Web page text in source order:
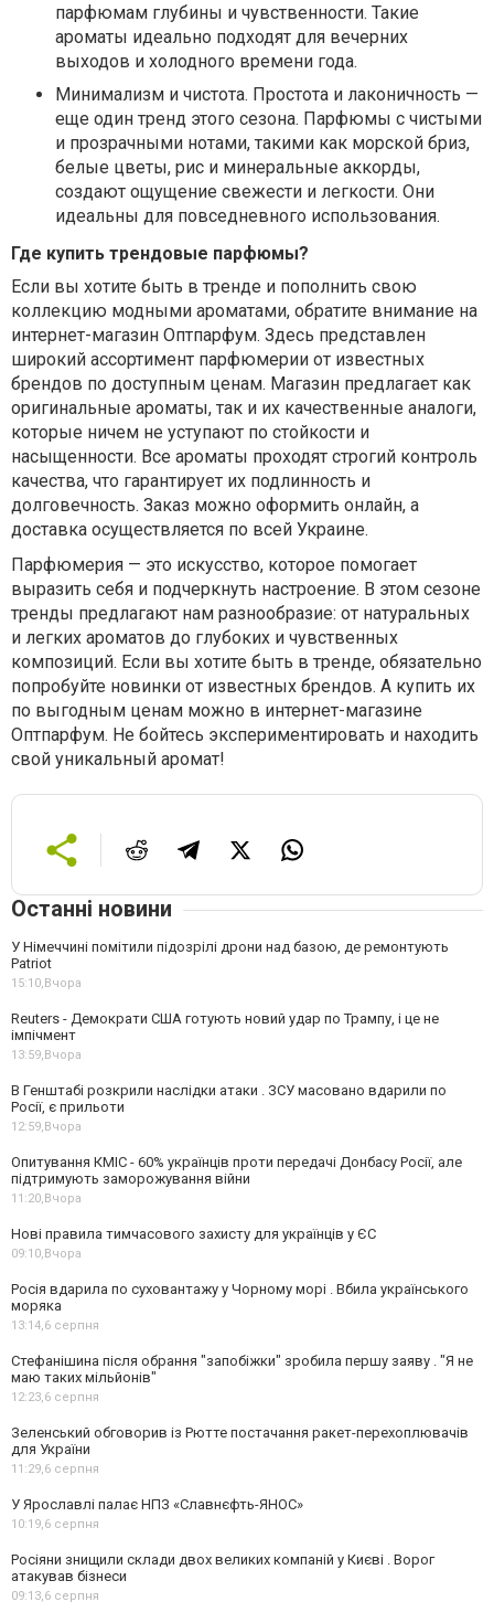
парфюмам глубины и чувственности. Такие
ароматы идеально подходят для вечерних
выходов и холодного времени года.
Минимализм и чистота. Простота и лаконичность —
еще один тренд этого сезона. Парфюмы с чистыми
и прозрачными нотами, такими как морской бриз,
белые цветы, рис и минеральные аккорды,
создают ощущение свежести и легкости. Они
идеальны для повседневного использования.
Где купить трендовые парфюмы?
Если вы хотите быть в тренде и пополнить свою
коллекцию модными ароматами, обратите внимание на
интернет-магазин Оптпарфум. Здесь представлен
широкий ассортимент парфюмерии от известных
брендов по доступным ценам. Магазин предлагает как
оригинальные ароматы, так и их качественные аналоги,
которые ничем не уступают по стойкости и
насыщенности. Все ароматы проходят строгий контроль
качества, что гарантирует их подлинность и
долговечность. Заказ можно оформить онлайн, а
доставка осуществляется по всей Украине.
Парфюмерия — это искусство, которое помогает
выразить себя и подчеркнуть настроение. В этом сезоне
тренды предлагают нам разнообразие: от натуральных
и легких ароматов до глубоких и чувственных
композиций. Если вы хотите быть в тренде, обязательно
попробуйте новинки от известных брендов. А купить их
по выгодным ценам можно в интернет-магазине
Оптпарфум. Не бойтесь экспериментировать и находить
свой уникальный аромат!
Останні новини
У Німеччині помітили підозрілі дрони над базою, де ремонтують
Patriot
15:10,Вчора
Reuters - Демократи США готують новий удар по Трампу, і це не
імпічмент
13:59,Вчора
В Генштабі розкрили наслідки атаки . ЗСУ масовано вдарили по
Росії, є прильоти
12:59,Вчора
Опитування КМІС - 60% українців проти передачі Донбасу Росії, але
підтримують заморожування війни
11:20,Вчора
Нові правила тимчасового захисту для українців у ЄС
09:10,Вчора
Росія вдарила по суховантажу у Чорному морі . Вбила українського
моряка
13:14,6 серпня
Стефанішина після обрання "запобіжки" зробила першу заяву . "Я не
маю таких мільйонів"
12:23,6 серпня
Зеленський обговорив із Рютте постачання ракет-перехоплювачів
для України
11:29,6 серпня
У Ярославлі палає НПЗ «Славнєфть-ЯНОС»
10:19,6 серпня
Росіяни знищили склади двох великих компаній у Києві . Ворог
атакував бізнеси
09:13,6 серпня